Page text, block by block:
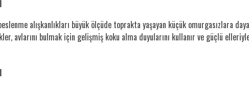
alışkanlıkları büyük ölçüde toprakta yaşayan küçük omurgasızlara
avlarını bulmak için gelişmiş koku alma duyularını kullanır ve güçlü